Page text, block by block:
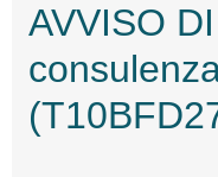
AVVISO